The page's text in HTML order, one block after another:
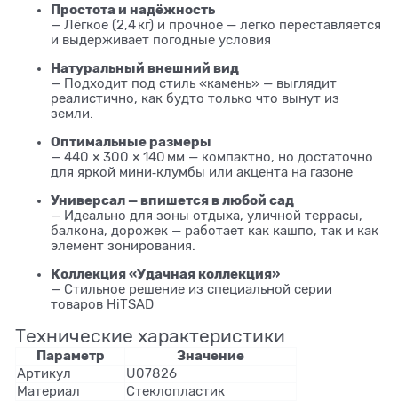
Простота и надёжность
— Лёгкое (2,4 кг) и прочное — легко переставляется
и выдерживает погодные условия
Натуральный внешний вид
— Подходит под стиль «камень» — выглядит
реалистично, как будто только что вынут из
земли.
Оптимальные размеры
— 440 × 300 × 140 мм — компактно, но достаточно
для яркой мини‑клумбы или акцента на газоне
Универсал — впишется в любой сад
— Идеально для зоны отдыха, уличной террасы,
балкона, дорожек — работает как кашпо, так и как
элемент зонирования.
Коллекция «Удачная коллекция»
— Стильное решение из специальной серии
товаров HiTSAD
Технические характеристики
Параметр Значение
Артикул
U07826
Материал
Стеклопластик